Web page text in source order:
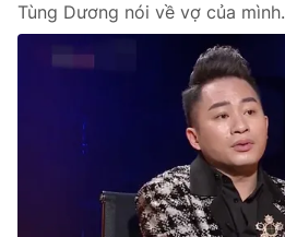
Tùng Dương nói về vợ của mình.